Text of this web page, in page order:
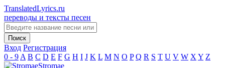
TranslatedLyrics.ru
переводы и тексты песен
Вход Регистрация
0 - 9 A B C D E F G H I J K L M N O P Q R S T U V W X Y Z
Stromae